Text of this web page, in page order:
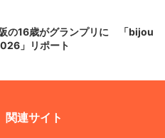
の16歳がグランプリに 「bijou
」リポート
関連サイト